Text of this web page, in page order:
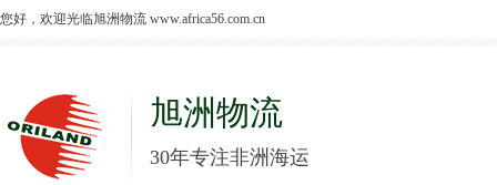
您好，欢迎光临旭洲物流 www.africa56.com.cn
旭洲物流
30年专注非洲海运